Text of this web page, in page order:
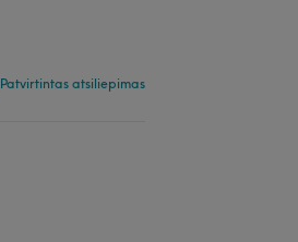
Patvirtintas atsiliepimas